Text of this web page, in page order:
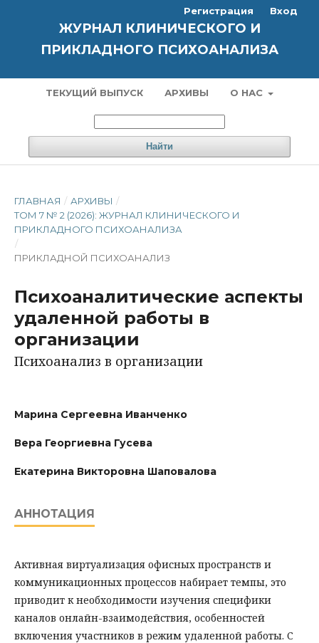
ЖУРНАЛ КЛИНИЧЕСКОГО И
ПРИКЛАДНОГО ПСИХОАНАЛИЗА
ТЕКУЩИЙ ВЫПУСК АРХИВЫ О НАС
Найти
Регистрация Вход
ГЛАВНАЯ / АРХИВЫ /
ТОМ 7 № 2 (2026): ЖУРНАЛ КЛИНИЧЕСКОГО И
ПРИКЛАДНОГО ПСИХОАНАЛИЗА
/
ПРИКЛАДНОЙ ПСИХОАНАЛИЗ
Психоаналитические аспекты
удаленной работы в
организации
Психоанализ в организации
Марина Сергеевна Иванченко
Вера Георгиевна Гусева
Екатерина Викторовна Шаповалова
АННОТАЦИЯ
Активная виртуализация офисных пространств и
коммуникационных процессов набирает темпы, это
приводит к необходимости изучения специфики
каналов онлайн-взаимодействия, особенностей
включения участников в режим удаленной работы. С